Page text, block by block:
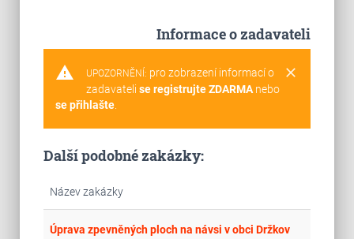
Informace o zadavateli
warning clear
UPOZORNĚNÍ: pro zobrazení informací o
zadavateli se registrujte ZDARMAnebo
se přihlašte.
Další podobné zakázky:
Název zakázky
Úprava zpevněných ploch na návsi v obci Držkov